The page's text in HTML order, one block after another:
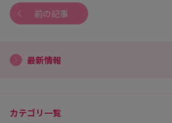
前の記事
最新情報
カテゴリ一覧